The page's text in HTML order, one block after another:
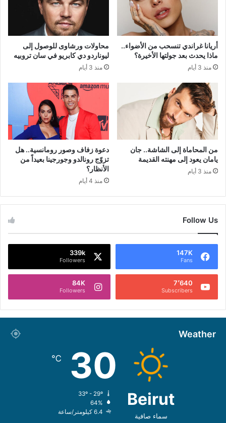
أريانا غراندي تنسحب من الأضواء..
ماذا يحدث بعد جولتها الأخيرة؟
منذ 3 أيام
محاولات ورشاوى للوصول إلى
ليوناردو دي كابريو في سان تروبيه
منذ 3 أيام
من المحاماة إلى الشاشة.. جان
يامان يعود إلى مهنته القديمة
منذ 3 أيام
دعوة زفاف وصور رومانسية.. هل
تزوّج رونالدو وجورجينا بعيداً من
الأنظار؟
منذ 4 أيام
Follow Us
147K
Fans
339k
Followers
7٬640
Subscribers
84K
Followers
Weather
Beirut
سماء صافية
30
℃
64%
6.4 كيلومتر/ساعة